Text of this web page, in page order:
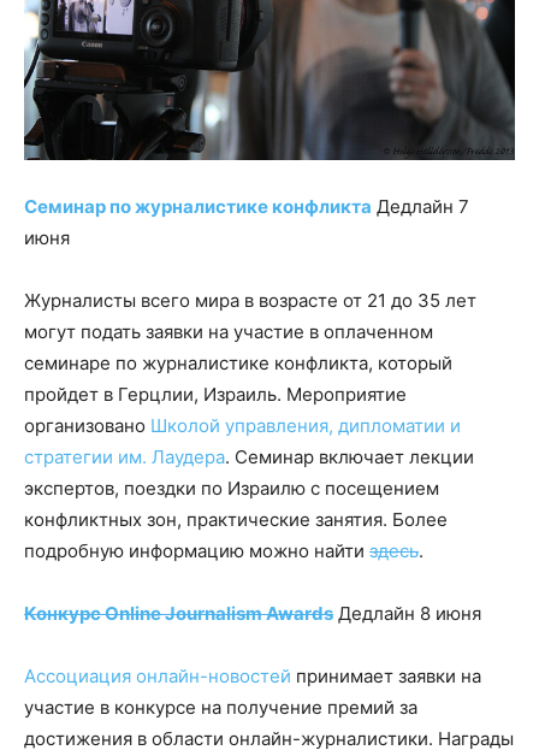
Семинар по журналистике конфликта Дедлайн 7
июня
Журналисты всего мира в возрасте от 21 до 35 лет
могут подать заявки на участие в оплаченном
семинаре по журналистике конфликта, который
пройдет в Герцлии, Израиль. Мероприятие
организовано Школой управления, дипломатии и
стратегии им. Лаудера. Семинар включает лекции
экспертов, поездки по Израилю с посещением
конфликтных зон, практические занятия. Более
подробную информацию можно найти здесь.
Конкурс Online Journalism Awards Дедлайн 8 июня
Ассоциация онлайн-новостей принимает заявки на
участие в конкурсе на получение премий за
достижения в области онлайн-журналистики. Награды